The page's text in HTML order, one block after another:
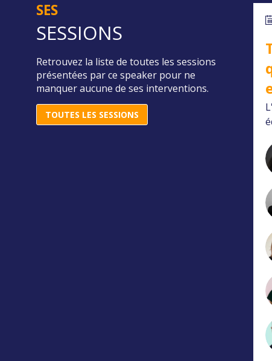
SES
SESSIONS
Retrouvez la liste de toutes les sessions
présentées par ce speaker pour ne
manquer aucune de ses interventions.
TOUTES LES SESSIONS